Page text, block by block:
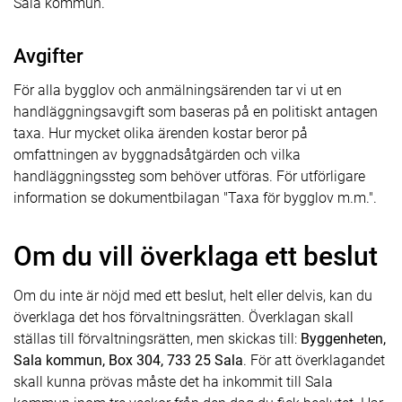
Avgifter
För alla bygglov och anmälningsärenden tar vi ut en
handläggningsavgift som baseras på en politiskt antagen
taxa. Hur mycket olika ärenden kostar beror på
omfattningen av byggnadsåtgärden och vilka
handläggningssteg som behöver utföras. För utförligare
information se dokumentbilagan "Taxa för bygglov m.m.".
Om du vill överklaga ett beslut
Om du inte är nöjd med ett beslut, helt eller delvis, kan du
överklaga det hos förvaltningsrätten. Överklagan skall
ställas till förvaltningsrätten, men skickas till: Byggenheten,
Sala kommun, Box 304, 733 25 Sala. För att överklagandet
skall kunna prövas måste det ha inkommit till Sala